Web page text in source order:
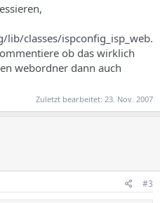
classes/ispconfig_isp_web.
ob das wirklich
webordner dann auch
Zuletzt bearbeitet: 23. Nov. 2007
#3